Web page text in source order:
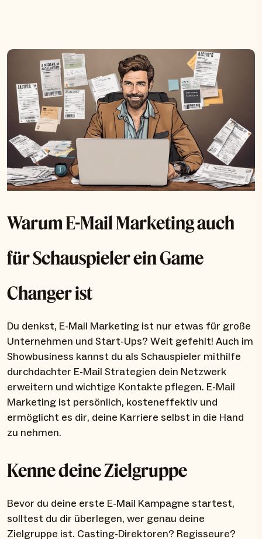
Warum E-Mail Marketing auch
für Schauspieler ein Game
Changer ist
Du denkst, E-Mail Marketing ist nur etwas für große
Unternehmen und Start-Ups? Weit gefehlt! Auch im
Showbusiness kannst du als Schauspieler mithilfe
durchdachter E-Mail Strategien dein Netzwerk
erweitern und wichtige Kontakte pflegen. E-Mail
Marketing ist persönlich, kosteneffektiv und
ermöglicht es dir, deine Karriere selbst in die Hand
zu nehmen.
Kenne deine Zielgruppe
Bevor du deine erste E-Mail Kampagne startest,
solltest du dir überlegen, wer genau deine
Zielgruppe ist. Casting-Direktoren? Regisseure?